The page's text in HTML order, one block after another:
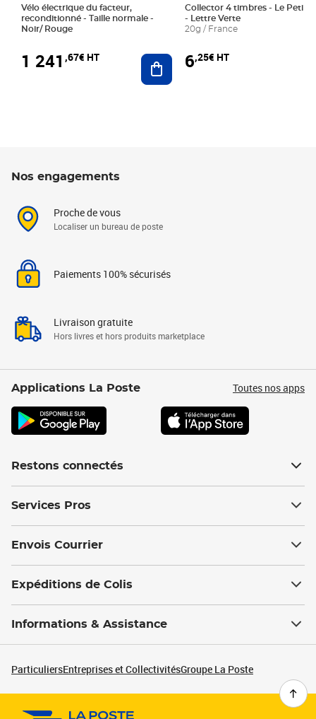
Vélo électrique du facteur,
reconditionné - Taille normale -
Noir/ Rouge
1 241 ,67€ HT Ajouter au panier
Collector 4 timbres - Le Petit
- Lettre Verte
20g / France
6,25€ HT
Nos engagements
Proche de vous
Localiser un bureau de poste
Paiements 100% sécurisés
Livraison gratuite
Hors livres et hors produits marketplace
Applications La Poste Toutes nos apps
Restons connectés
Services Pros
Envois Courrier
Expéditions de Colis
Informations & Assistance
ParticuliersEntreprises et CollectivitésGroupe La Poste